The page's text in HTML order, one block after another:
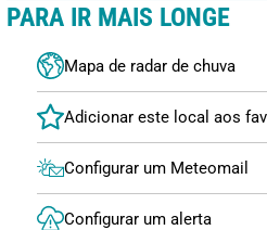
PARA IR MAIS LONGE
Mapa de radar de chuva
Configurar um Meteomail
Configurar um alerta